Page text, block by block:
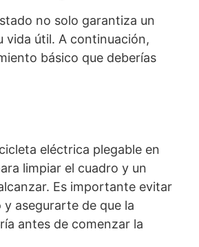
no solo garantiza un
vida útil. A continuación,
básico que deberías
eléctrica plegable en
limpiar el cuadro y un
Es importante evitar
asegurarte de que la
antes de comenzar la